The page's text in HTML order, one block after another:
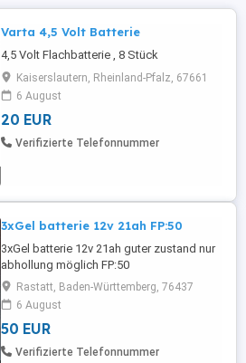
Varta 4,5 Volt Batterie
4,5 Volt Flachbatterie , 8 Stück
Kaiserslautern, Rheinland-Pfalz, 67661
6 August
20 EUR
Verifizierte Telefonnummer
3xGel batterie 12v 21ah FP:50
3xGel batterie 12v 21ah guter zustand nur
abhollung möglich FP:50
Rastatt, Baden-Württemberg, 76437
6 August
50 EUR
Verifizierte Telefonnummer